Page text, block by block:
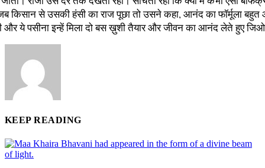
किसान से उसकी हंसी का राज पूछा तो उसने कहा, आनंद का फॉर्मूला
और ये पसीना इन्हें मिला दो बस ख़ुशी तैयार और जीवन का आनंद लेते हुए
KEEP READING